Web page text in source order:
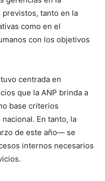
tanto en la
como en el
con los objetivos
centrada en
que la ANP brinda a
base criterios
En tanto, la
de este año— se
internos necesarios